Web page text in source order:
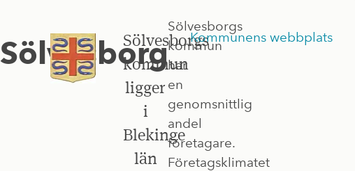
Sölvesborg
Sölvesborgs
kommun
ligger
i
Blekinge
län
Sölvesborgs
kommun
har
en
genomsnittlig
andel
företagare.
Företagsklimatet
Kommunens webbplats